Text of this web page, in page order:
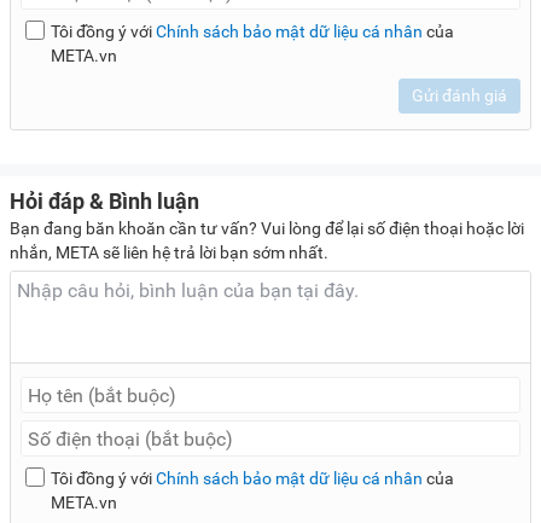
Tôi đồng ý vớiChính sách bảo mật dữ liệu cá nhân của
META.vn
Gửi đánh giá
Hỏi đáp & Bình luận
Bạn đang băn khoăn cần tư vấn? Vui lòng để lại số điện thoại hoặc lời
nhắn, META sẽ liên hệ trả lời bạn sớm nhất.
Tôi đồng ý vớiChính sách bảo mật dữ liệu cá nhân của
META.vn